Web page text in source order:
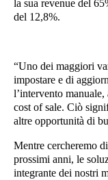
la sua revenue del
del 12,8%.
“Uno dei maggiori
impostare e di
l’intervento
cost of sale. Ciò
altre opportunità di
Mentre cercheremo
prossimi anni, le
integrante dei nostri